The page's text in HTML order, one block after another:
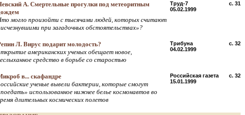
А. Смертельные прогулки под метеоритным
могло произойти с тысячами людей, которых считают
при загадочных обстоятельствах»?
Труд-7
05.02.1999
c. 31
Л. Вирус подарит молодость?
американских ученых обещает новое,
средство в борьбе со старостью
Трибуна
04.02.1999
c. 32
в... скафандре
ученые вывели бактерии, которые смогут
использованное нижнее белье космонавтов во
длительных космических полетов
Российская газета
15.01.1999
c. 32